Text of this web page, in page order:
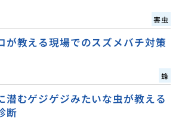
害虫
が教える現場でのスズメバチ対策
蜂
潜むゲジゲジみたいな虫が教える
断